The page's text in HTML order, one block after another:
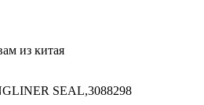
из китая
SEAL,3088298